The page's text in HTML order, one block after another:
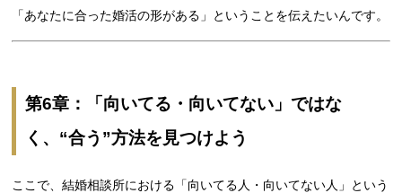
「あなたに合った婚活の形がある」ということを伝えたいんです。
第6章：「向いてる・向いてない」ではな
く、“合う”方法を見つけよう
ここで、結婚相談所における「向いてる人・向いてない人」という